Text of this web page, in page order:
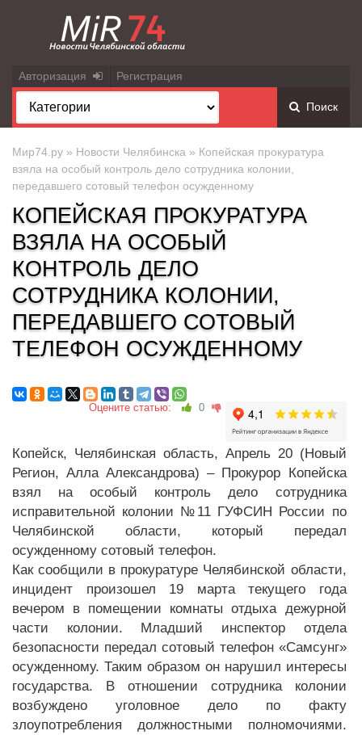
Авторизация Регистрация
Поиск
Мир74.ру » Новости Челябинска » Копейская прокуратура
взяла на особый контроль дело сотрудника колонии,
передавшего сотовый телефон осужденному
КОПЕЙСКАЯ ПРОКУРАТУРА
ВЗЯЛА НА ОСОБЫЙ
КОНТРОЛЬ ДЕЛО
СОТРУДНИКА КОЛОНИИ,
ПЕРЕДАВШЕГО СОТОВЫЙ
ТЕЛЕФОН ОСУЖДЕННОМУ
Оцените статью: 0
Копейск, Челябинская область, Апрель 20 (Новый
Регион, Алла Александрова) – Прокурор Копейска
взял на особый контроль дело сотрудника
исправительной колонии №11 ГУФСИН России по
Челябинской области, который передал
осужденному сотовый телефон.
Как сообщили в прокуратуре Челябинской области,
инцидент произошел 19 марта текущего года
вечером в помещении комнаты отдыха дежурной
части колонии. Младший инспектор отдела
безопасности передал сотовый телефон «Самсунг»
осужденному. Таким образом он нарушил интересы
государства. В отношении сотрудника колонии
возбуждено уголовное дело по факту
злоупотребления должностными полномочиями.